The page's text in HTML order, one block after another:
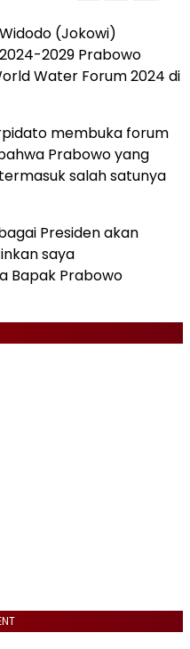
(Jokowi)
2029 Prabowo
Water Forum 2024 di
membuka forum
Prabowo yang
salah satunya
Presiden akan
saya
Bapak Prabowo